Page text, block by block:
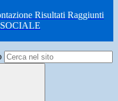
Risultati Raggiunti